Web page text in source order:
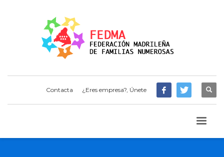
Contacta ¿Eres empresa?, Únete